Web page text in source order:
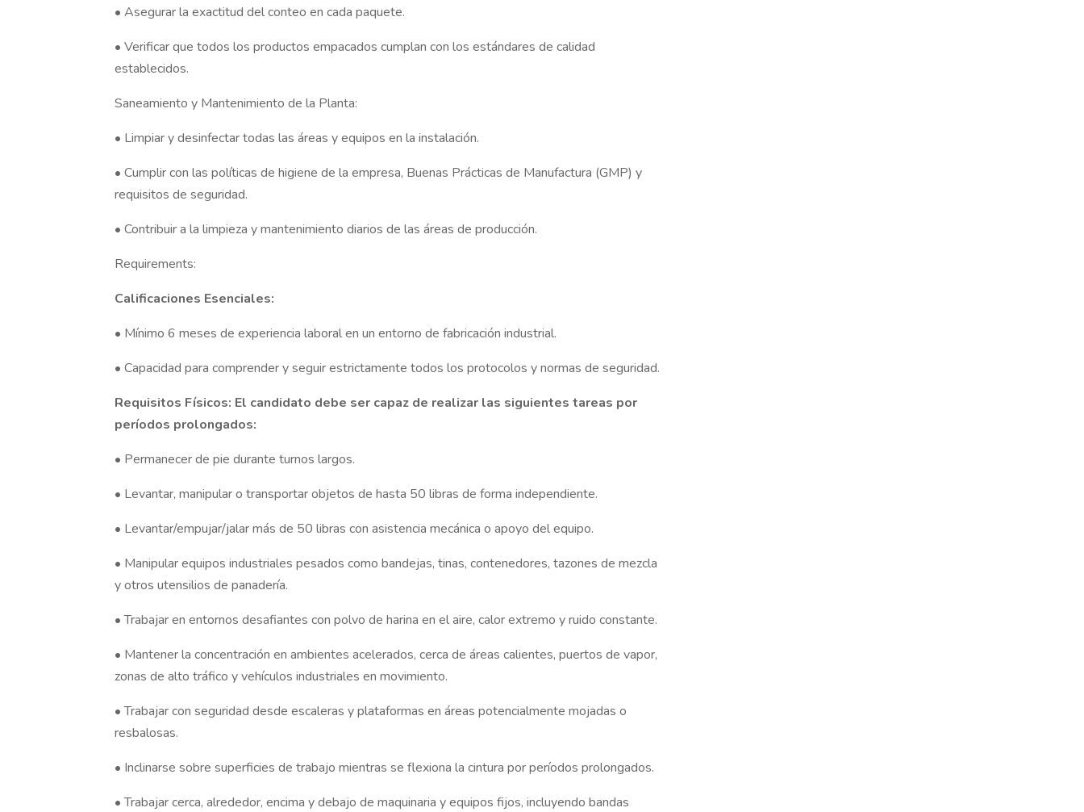
• Asegurar la exactitud del conteo en cada paquete.
• Verificar que todos los productos empacados cumplan con los estándares de calidad
establecidos.
Saneamiento y Mantenimiento de la Planta:
• Limpiar y desinfectar todas las áreas y equipos en la instalación.
• Cumplir con las políticas de higiene de la empresa, Buenas Prácticas de Manufactura (GMP) y
requisitos de seguridad.
• Contribuir a la limpieza y mantenimiento diarios de las áreas de producción.
Requirements:
Calificaciones Esenciales:
• Mínimo 6 meses de experiencia laboral en un entorno de fabricación industrial.
• Capacidad para comprender y seguir estrictamente todos los protocolos y normas de seguridad.
Requisitos Físicos: El candidato debe ser capaz de realizar las siguientes tareas por
períodos prolongados:
• Permanecer de pie durante turnos largos.
• Levantar, manipular o transportar objetos de hasta 50 libras de forma independiente.
• Levantar/empujar/jalar más de 50 libras con asistencia mecánica o apoyo del equipo.
• Manipular equipos industriales pesados como bandejas, tinas, contenedores, tazones de mezcla
y otros utensilios de panadería.
• Trabajar en entornos desafiantes con polvo de harina en el aire, calor extremo y ruido constante.
• Mantener la concentración en ambientes acelerados, cerca de áreas calientes, puertos de vapor,
zonas de alto tráfico y vehículos industriales en movimiento.
• Trabajar con seguridad desde escaleras y plataformas en áreas potencialmente mojadas o
resbalosas.
• Inclinarse sobre superficies de trabajo mientras se flexiona la cintura por períodos prolongados.
• Trabajar cerca, alrededor, encima y debajo de maquinaria y equipos fijos, incluyendo bandas